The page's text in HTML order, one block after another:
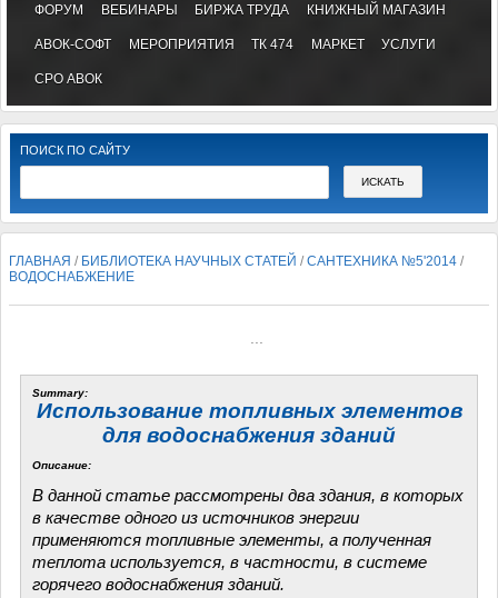
ФОРУМ ВЕБИНАРЫ БИРЖА ТРУДА КНИЖНЫЙ МАГАЗИН
АВОК-СОФТ МЕРОПРИЯТИЯ ТК 474 МАРКЕТ УСЛУГИ
СРО АВОК
ПОИСК ПО САЙТУ
ГЛАВНАЯ / БИБЛИОТЕКА НАУЧНЫХ СТАТЕЙ /САНТЕХНИКА №5'2014 /
ВОДОСНАБЖЕНИЕ
Summary:
Использование топливных элементов
для водоснабжения зданий
Описание:
В данной статье рассмотрены два здания, в которых
в качестве одного из источников энергии
применяются топливные элементы, а полученная
теплота используется, в частности, в системе
горячего водоснабжения зданий.